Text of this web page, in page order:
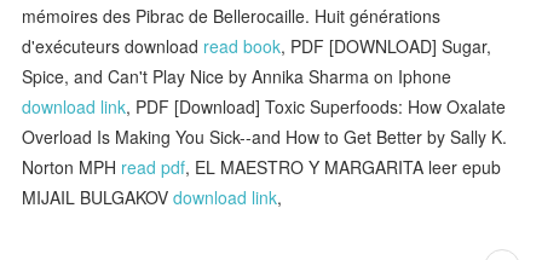
mémoires des Pibrac de Bellerocaille. Huit générations
d'exécuteurs download read book, PDF [DOWNLOAD] Sugar,
Spice, and Can't Play Nice by Annika Sharma on Iphone
download link, PDF [Download] Toxic Superfoods: How Oxalate
Overload Is Making You Sick--and How to Get Better by Sally K.
Norton MPH read pdf, EL MAESTRO Y MARGARITA leer epub
MIJAIL BULGAKOVdownload link,